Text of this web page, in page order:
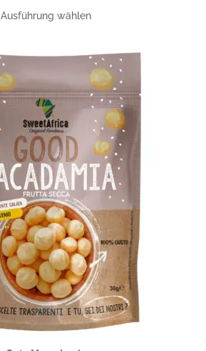
bis
Ausführung wählen